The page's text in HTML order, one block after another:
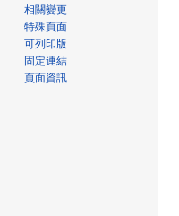
相關變更
特殊頁面
可列印版
固定連結
頁面資訊